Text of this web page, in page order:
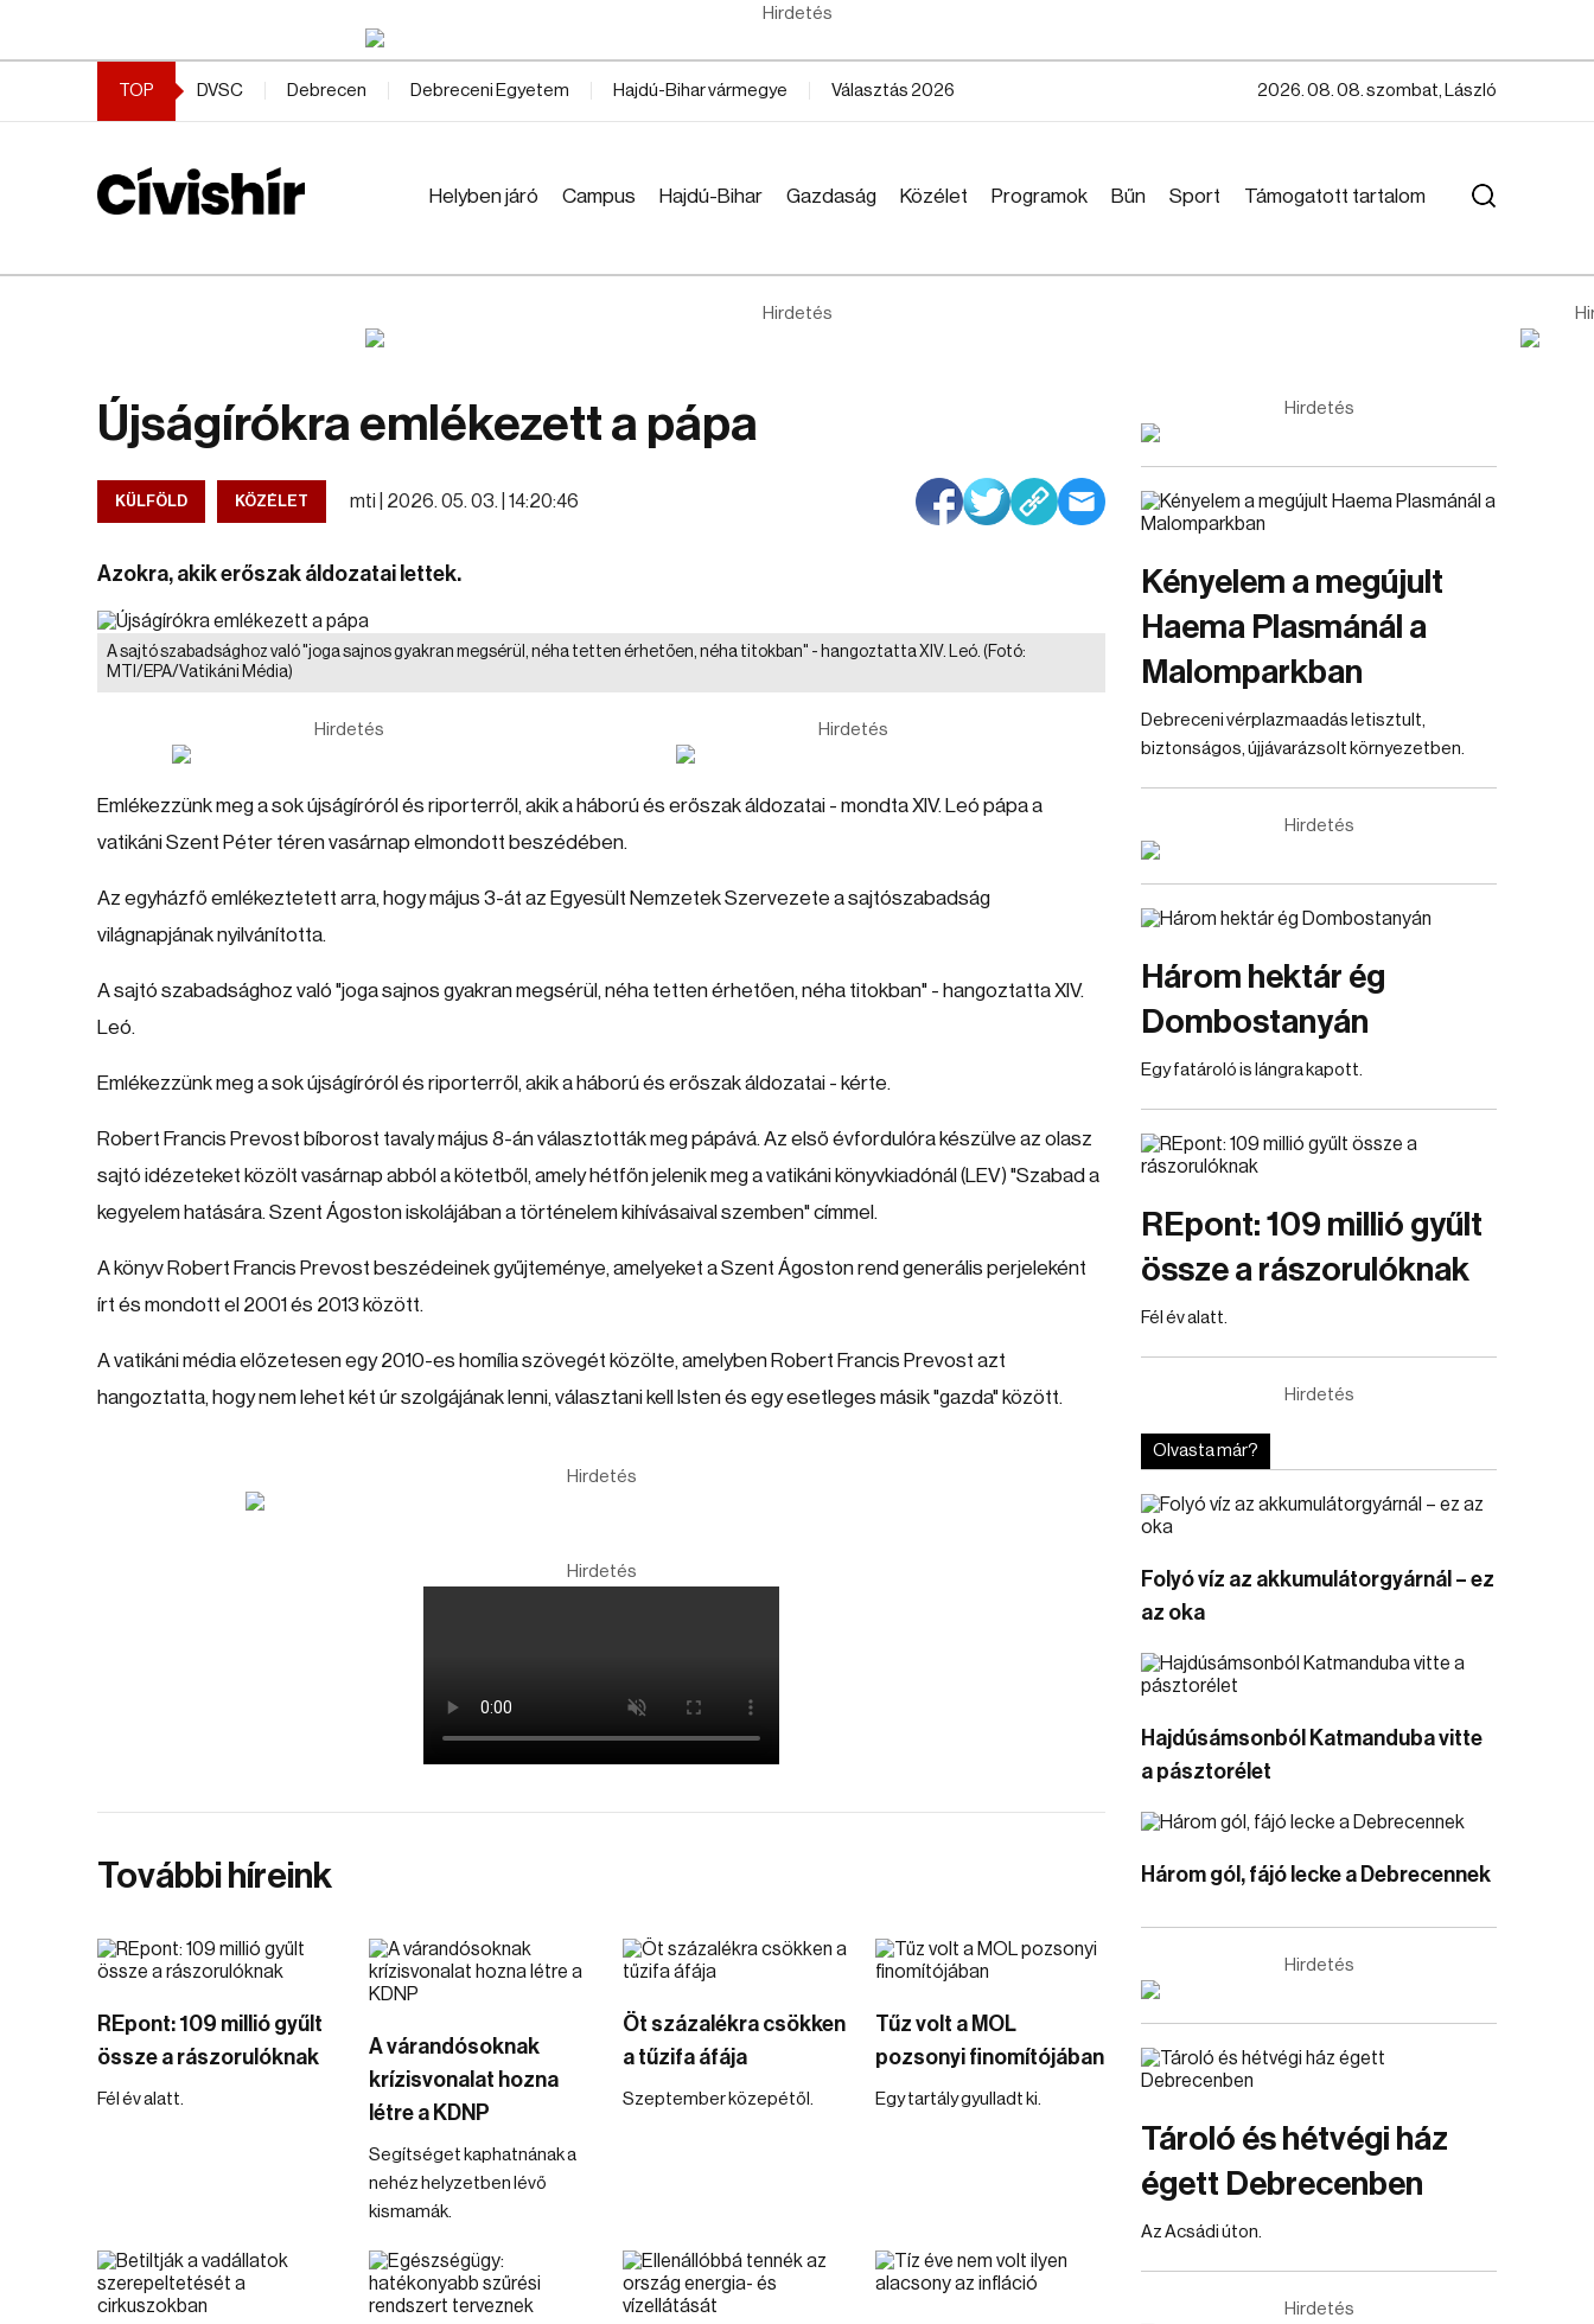
Hirdetés
TOP DVSC Debrecen Debreceni Egyetem Hajdú-Bihar vármegye Választás 2026 2026. 08. 08. szombat, László
Helyben járó Campus Hajdú-Bihar Gazdaság Közélet Programok Bűn Sport Támogatott tartalom
Hirdetés
Újságírókra emlékezett a pápa
KÜLFÖLD KÖZÉLET mti | 2026. 05. 03. | 14:20:46
Azokra, akik erőszak áldozatai lettek.
A sajtó szabadsághoz való "joga sajnos gyakran megsérül, néha tetten érhetően, néha titokban" - hangoztatta XIV. Leó. (Fotó:
MTI/EPA/Vatikáni Média)
Hirdetés Hirdetés
Emlékezzünk meg a sok újságíróról és riporterről, akik a háború és erőszak áldozatai - mondta XIV. Leó pápa a
vatikáni Szent Péter téren vasárnap elmondott beszédében.
Az egyházfő emlékeztetett arra, hogy május 3-át az Egyesült Nemzetek Szervezete a sajtószabadság
világnapjának nyilvánította.
A sajtó szabadsághoz való "joga sajnos gyakran megsérül, néha tetten érhetően, néha titokban" - hangoztatta XIV.
Leó.
Emlékezzünk meg a sok újságíróról és riporterről, akik a háború és erőszak áldozatai - kérte.
Robert Francis Prevost bíborost tavaly május 8-án választották meg pápává. Az első évfordulóra készülve az olasz
sajtó idézeteket közölt vasárnap abból a kötetből, amely hétfőn jelenik meg a vatikáni könyvkiadónál (LEV) "Szabad a
kegyelem hatására. Szent Ágoston iskolájában a történelem kihívásaival szemben" címmel.
A könyv Robert Francis Prevost beszédeinek gyűjteménye, amelyeket a Szent Ágoston rend generális perjeleként
írt és mondott el 2001 és 2013 között.
A vatikáni média előzetesen egy 2010-es homília szövegét közölte, amelyben Robert Francis Prevost azt
hangoztatta, hogy nem lehet két úr szolgájának lenni, választani kell Isten és egy esetleges másik "gazda" között.
Hirdetés
Hirdetés
További híreink
REpont: 109 millió gyűlt
össze a rászorulóknak
Fél év alatt.
A várandósoknak
krízisvonalat hozna
létre a KDNP
Segítséget kaphatnának a
nehéz helyzetben lévő
kismamák.
Öt százalékra csökken
a tűzifa áfája
Szeptember közepétől.
Tűz volt a MOL
pozsonyi finomítójában
Egy tartály gyulladt ki.
Hirdetés
Kényelem a megújult
Haema Plasmánál a
Malomparkban
Debreceni vérplazmaadás letisztult,
biztonságos, újjávarázsolt környezetben.
Hirdetés
Három hektár ég
Dombostanyán
Egy fatároló is lángra kapott.
REpont: 109 millió gyűlt
össze a rászorulóknak
Fél év alatt.
Hirdetés
Olvasta már?
Folyó víz az akkumulátorgyárnál – ez
az oka
Hajdúsámsonból Katmanduba vitte
a pásztorélet
Három gól, fájó lecke a Debrecennek
Hirdetés
Tároló és hétvégi ház
égett Debrecenben
Az Acsádi úton.
Hirdetés